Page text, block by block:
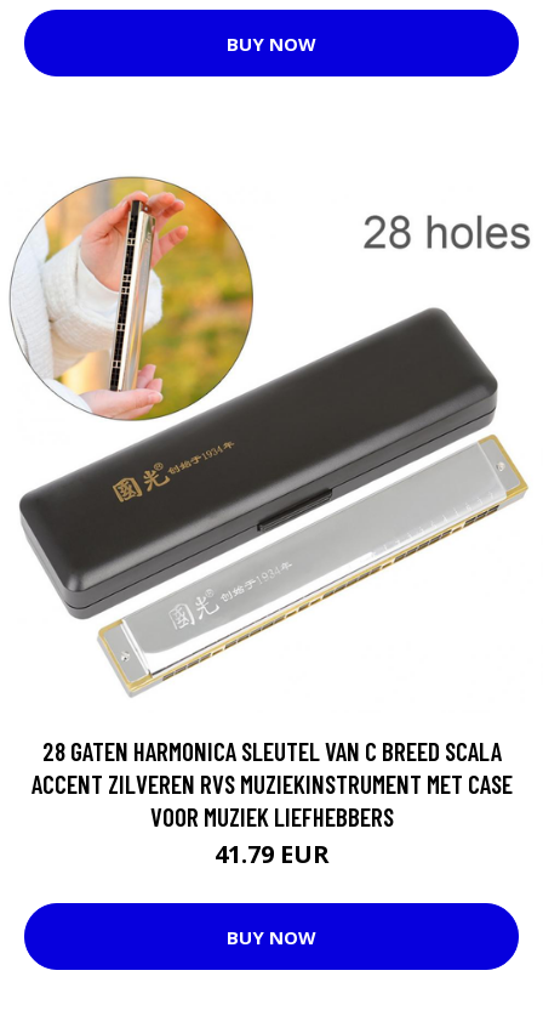
BUY NOW
28 GATEN HARMONICA SLEUTEL VAN C BREED SCALA
ACCENT ZILVEREN RVS MUZIEKINSTRUMENT MET CASE
VOOR MUZIEK LIEFHEBBERS
41.79 EUR
BUY NOW